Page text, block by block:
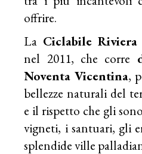
offrire.
La Ciclabile Riviera
nel 2011, che corre
Noventa Vicentina,
bellezze naturali del
e il rispetto che gli
vigneti, i santuari, gli
splendide ville